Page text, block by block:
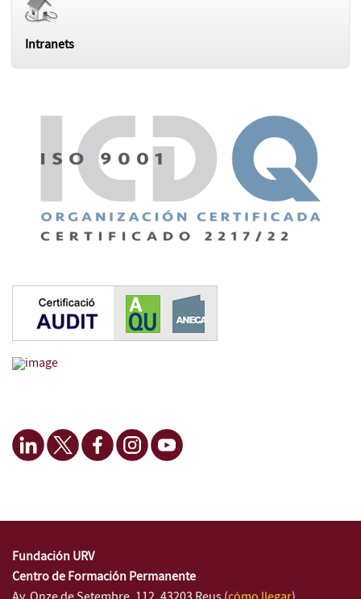
Intranets
Fundación URV
Centro de Formación Permanente